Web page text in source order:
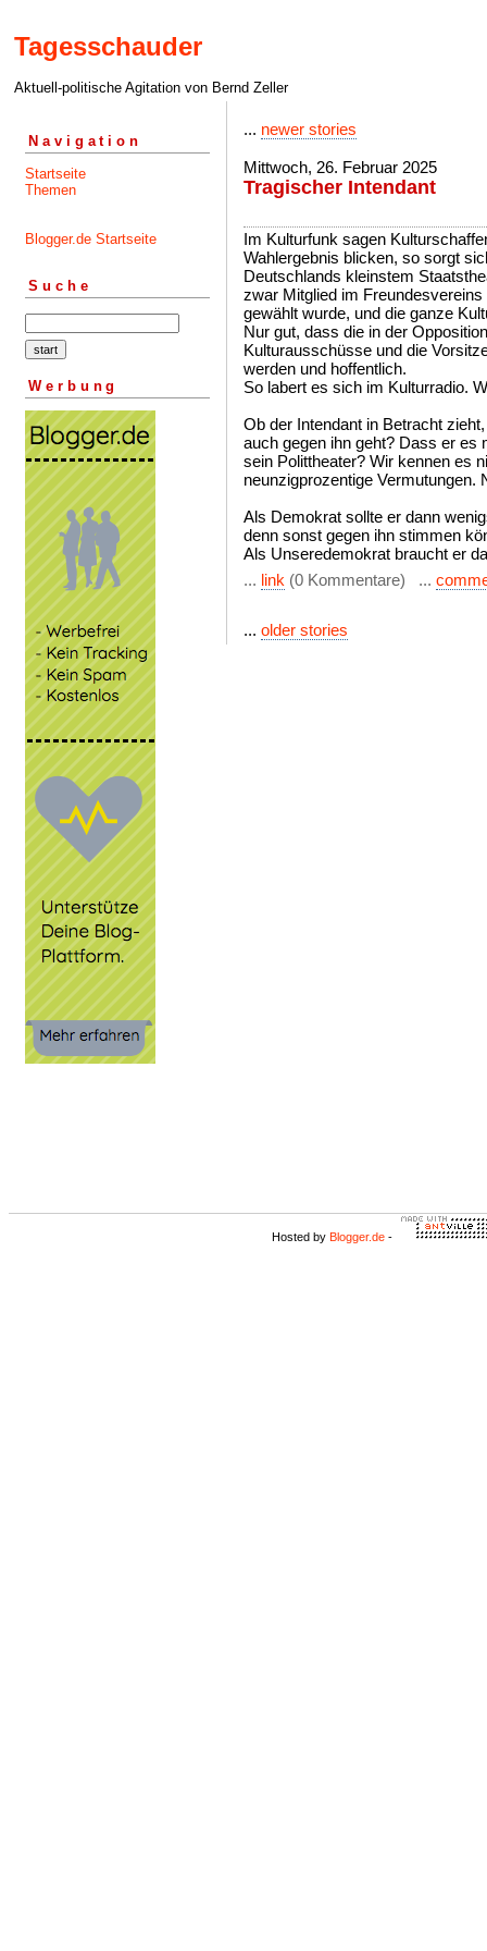
Tagesschauder
Aktuell-politische Agitation von Bernd Zeller
Navigation
Startseite
Themen
Blogger.de Startseite
Suche
Werbung
... newer stories
Mittwoch, 26. Februar 2025
Tragischer Intendant
Im Kulturfunk sagen
Wahlergebnis blicken, so sorgt
Deutschlands kleinstem
zwar Mitglied im
gewählt wurde, und die ganze
Nur gut, dass die in der
Kulturausschüsse und die
werden und hoffentlich.
So labert es sich im Kulturradio.
Ob der Intendant in Betracht
auch gegen ihn geht? Dass er es
sein Polittheater? Wir kennen es
neunzigprozentige Vermutungen.
Als Demokrat sollte er dann
denn sonst gegen ihn stimmen
Als Unseredemokrat braucht er
... link (0 Kommentare) ...
... older stories
Hosted by Blogger.de -